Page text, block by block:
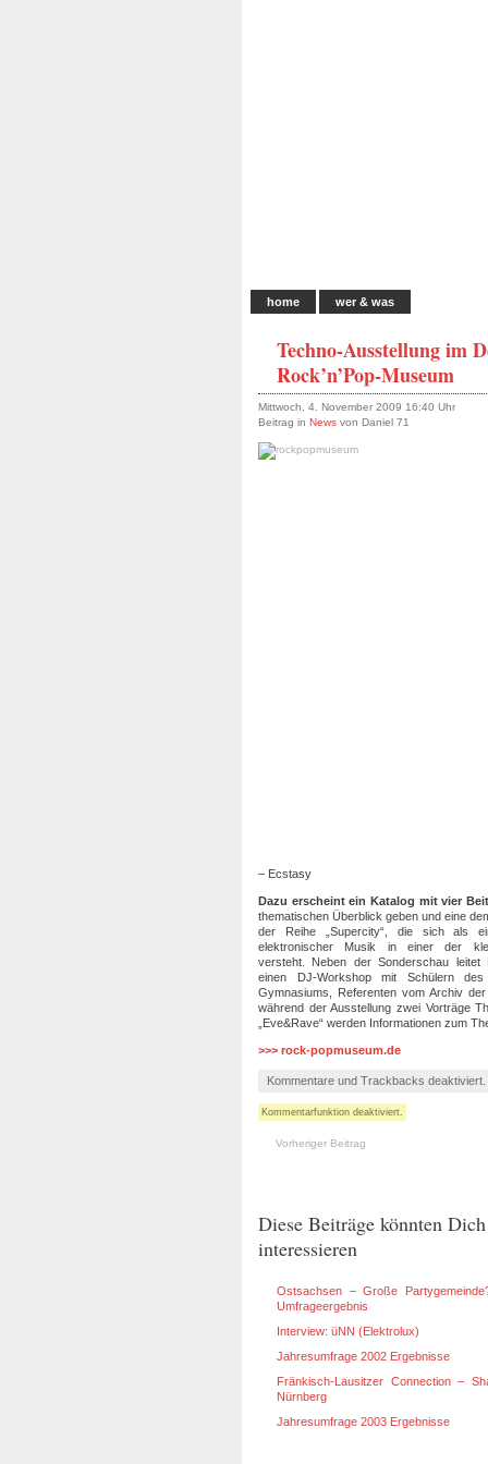
home wer & was
Techno-Ausstellung im
Rock’n’Pop-Museum
Mittwoch, 4. November 2009 16:40 Uhr
Beitrag in News von Daniel 71
– Ecstasy
Dazu erscheint ein Katalog mit vier
thematischen Überblick geben und eine
der Reihe „Supercity“, die sich als
elektronischer Musik in einer der
versteht. Neben der Sonderschau leitet
einen DJ-Workshop mit Schülern des
Gymnasiums, Referenten vom Archiv
während der Ausstellung zwei Vorträge
„Eve&Rave“ werden Informationen zum
>>> rock-popmuseum.de
Kommentare und Trackbacks deaktiviert.
Kommentarfunktion deaktiviert.
Vorheriger Beitrag
Diese Beiträge könnten
interessieren
Ostsachsen – Große
Umfrageergebnis
Interview: üNN (Elektrolux)
Jahresumfrage 2002 Ergebnisse
Fränkisch-Lausitzer Connection –
Nürnberg
Jahresumfrage 2003 Ergebnisse